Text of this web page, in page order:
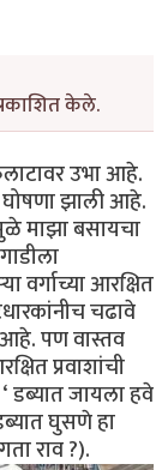
केले.
उभा आहे.
झाली आहे.
माझा बसायचा
वर्गाच्या आरक्षित
चढावे
पण वास्तव
प्रवाशांची
जायला हवे
घुसणे हा
राव ?).